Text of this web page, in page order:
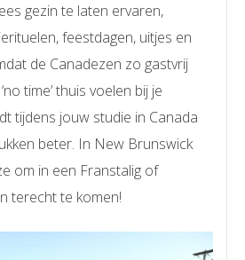
gezin te laten ervaren,
feestdagen, uitjes en
de Canadezen zo gastvrij
time’ thuis voelen bij je
tijdens jouw studie in Canada
beter. In New Brunswick
om in een Franstalig of
terecht te komen!